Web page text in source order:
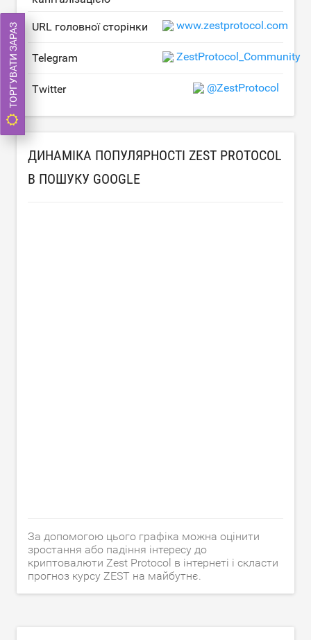
URL головної сторінки www.zestprotocol.com
Telegram ZestProtocol_Community
Twitter @ZestProtocol
ДИНАМІКА ПОПУЛЯРНОСТІ ZEST PROTOCOL
В ПОШУКУ GOOGLE
За допомогою цього графіка можна оцінити
зростання або падіння інтересу до
криптовалюти Zest Protocol в інтернеті і скласти
прогноз курсу ZEST на майбутнє.
ТОРГУВАТИ ЗАРАЗ